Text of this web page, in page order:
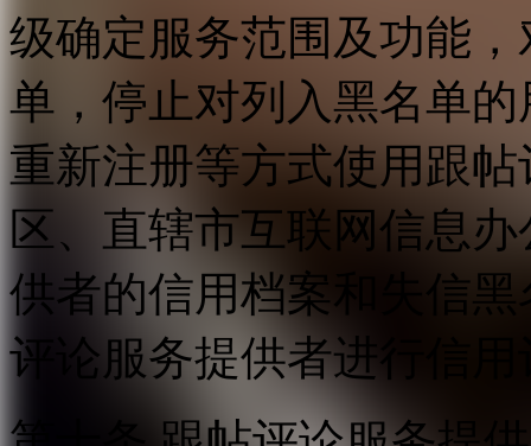
级确定服务范围及功能
单，停止对列入黑名单
重新注册等方式使用跟
区、直辖市互联网信息
供者的信用档案和失信
评论服务提供者进行信用